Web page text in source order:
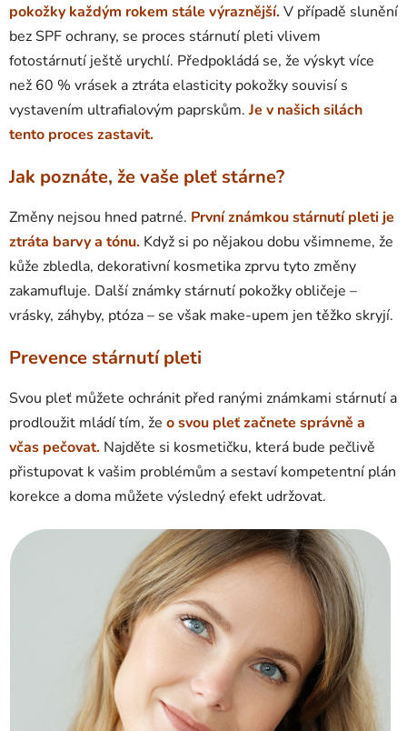
pokožky každým rokem stále výraznější.V případě slunění
bez SPF ochrany, se proces stárnutí pleti vlivem
fotostárnutí ještě urychlí. Předpokládá se, že výskyt více
než 60 % vrásek a ztráta elasticity pokožky souvisí s
vystavením ultrafialovým paprskům.Je v našich silách
tento proces zastavit.
Jak poznáte, že vaše pleť stárne?
Změny nejsou hned patrné. První známkou stárnutí pleti je
ztráta barvy a tónu. Když si po nějakou dobu všimneme, že
kůže zbledla, dekorativní kosmetika zprvu tyto změny
zakamufluje. Další známky stárnutí pokožky obličeje –
vrásky, záhyby, ptóza – se však make-upem jen těžko skryjí.
Prevence stárnutí pleti
Svou pleť můžete ochránit před ranými známkami stárnutí a
prodloužit mládí tím, že o svou pleť začnete správně a
včas pečovat. Najděte si kosmetičku, která bude pečlivě
přistupovat k vašim problémům a sestaví kompetentní plán
korekce a doma můžete výsledný efekt udržovat.